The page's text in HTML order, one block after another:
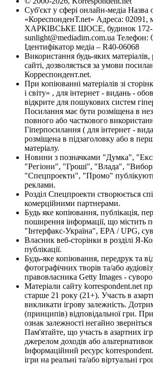
Суб'єкт у сфері онлайн-медіа Назва
«КореспонденТ.net» Адреса: 02091,
ХАРКІВСЬКЕ ШОСЕ, будинок 172-
sunlight@mediadim.com.ua Телефон:
Ідентифікатор медіа – R40-06068
Використання будь-яких
сайті, дозволяється за умови
Корреспондент.net.
При копіюванні матеріалів зі
і світу» , для інтернет - видань -
відкрите для пошукових систем
Посилання має бути розміщена в
повного або часткового
Гіперпосилання ( для інтернет -
розміщена в підзаголовку або в
матеріалу.
Новини з позначками "Думка",
"Регіони", "Гроші", "Влада",
"Спецпроекти", "Промо"
реклами.
Розділ Спецпроекти створюється
комерційними партнерами.
Будь яке копіювання, публікація,
поширення інформації, що містить
"Інтерфакс-Україна", EPA / UPG,
Власник веб-сторінки в розділі Я-
публікації.
Будь-яке копіювання, передрук та
фотографічних творів та/або
правовласника Getty Images - суворо
Матеріали сайту korrespondent.net
старше 21 року (21+). Участь в
викликати ігрову залежність.
(принципів) відповідальної гри.
ознак залежності негайно зверніться
Пам'ятайте, що участь в азартних
джерелом доходів або
Інформаційний ресурс
ігри на реальні та/або віртуальні